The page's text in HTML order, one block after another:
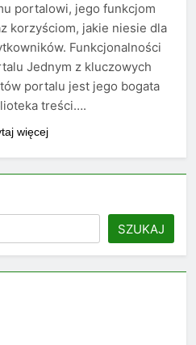
portalowi, jego funkcjom
korzyściom, jakie niesie dla
Funkcjonalności
Jednym z kluczowych
portalu jest jego bogata
treści….
więcej
SZUKAJ